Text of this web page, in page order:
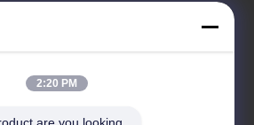
터, 사우스 리신 로드, 푸이앙 거리,
푸용 차오터우 사우스 차오허 로드
2:20 PM